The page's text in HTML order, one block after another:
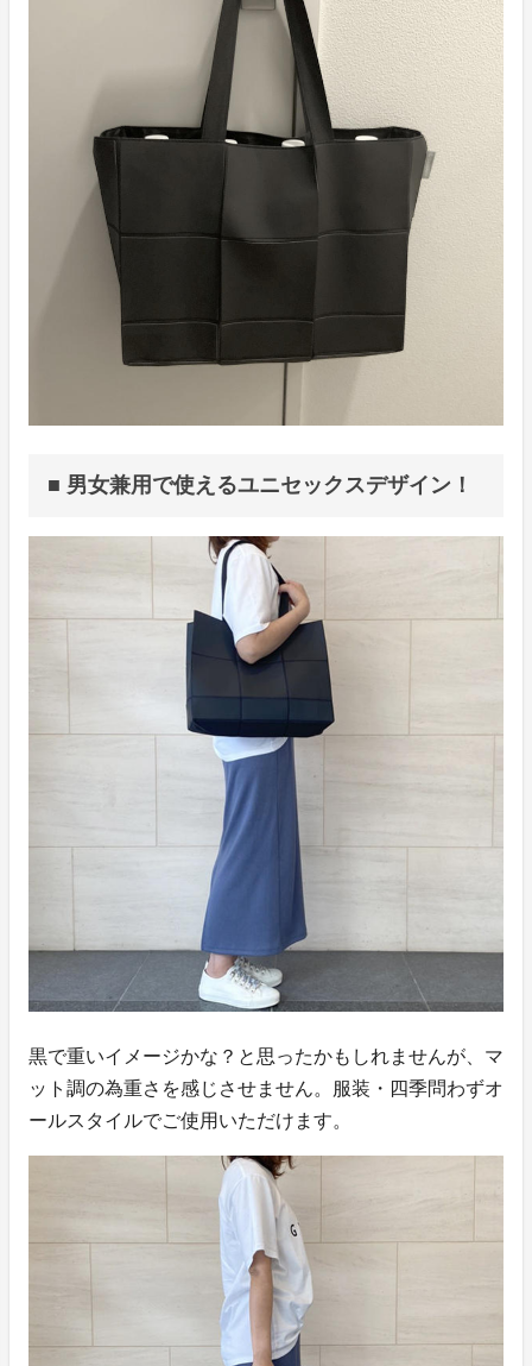
■ 男女兼用で使えるユニセックスデザイン！
黒で重いイメージかな？と思ったかもしれませんが、マ
ット調の為重さを感じさせません。服装・四季問わずオ
ールスタイルでご使用いただけます。